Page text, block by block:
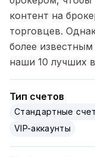
контент на
торговцев.
более
наши 10 лучших
Тип счетов
Стандартные
VIP-аккаунты